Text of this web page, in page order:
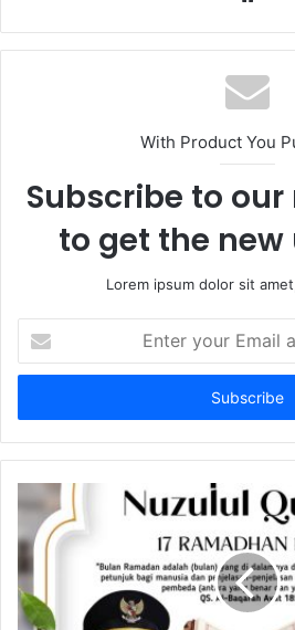
With Product You
Subscribe to
to get the
Lorem ipsum dolor sit
Enter
your
Email